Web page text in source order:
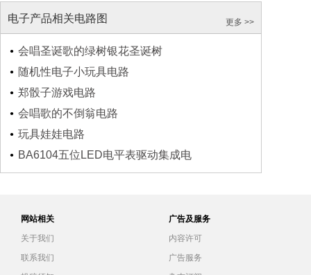
电子产品相关电路图 更多 >>
会唱圣诞歌的绿树银花圣诞树
随机性电子小玩具电路
郑骰子游戏电路
会唱歌的不倒翁电路
玩具娃娃电路
BA6104五位LED电平表驱动集成电
网站相关
关于我们
联系我们
广告及服务
内容许可
广告服务